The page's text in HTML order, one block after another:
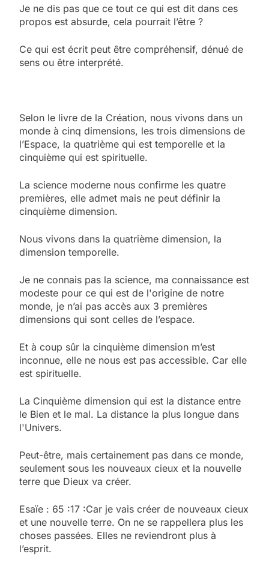
Je ne dis pas que ce tout ce qui est dit dans ces
propos est absurde, cela pourrait l’être ?
Ce qui est écrit peut être compréhensif, dénué de
sens ou être interprété.
Selon le livre de la Création, nous vivons dans un
monde à cinq dimensions, les trois dimensions de
l’Espace, la quatrième qui est temporelle et la
cinquième qui est spirituelle.
La science moderne nous confirme les quatre
premières, elle admet mais ne peut définir la
cinquième dimension.
Nous vivons dans la quatrième dimension, la
dimension temporelle.
Je ne connais pas la science, ma connaissance est
modeste pour ce qui est de l'origine de notre
monde, je n’ai pas accès aux 3 premières
dimensions qui sont celles de l’espace.
Et à coup sûr la cinquième dimension m’est
inconnue, elle ne nous est pas accessible. Car elle
est spirituelle.
La Cinquième dimension qui est la distance entre
le Bien et le mal. La distance la plus longue dans
l'Univers.
Peut-être, mais certainement pas dans ce monde,
seulement sous les nouveaux cieux et la nouvelle
terre que Dieux va créer.
Esaïe : 65 :17 :Car je vais créer de nouveaux cieux
et une nouvelle terre. On ne se rappellera plus les
choses passées. Elles ne reviendront plus à
l’esprit.